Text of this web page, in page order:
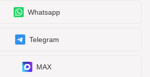
Whatsapp
Telegram
MAX